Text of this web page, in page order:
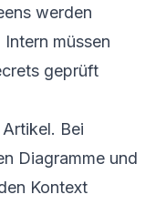
werden
müssen
geprüft
Bei
Diagramme und
Kontext